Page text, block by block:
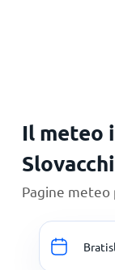
Il meteo
Pagine meteo